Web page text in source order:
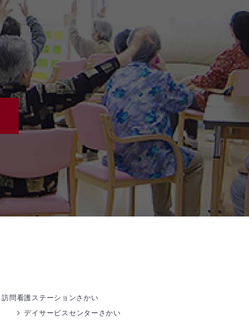
訪問看護ステーションさかい
デイサービスセンターさかい